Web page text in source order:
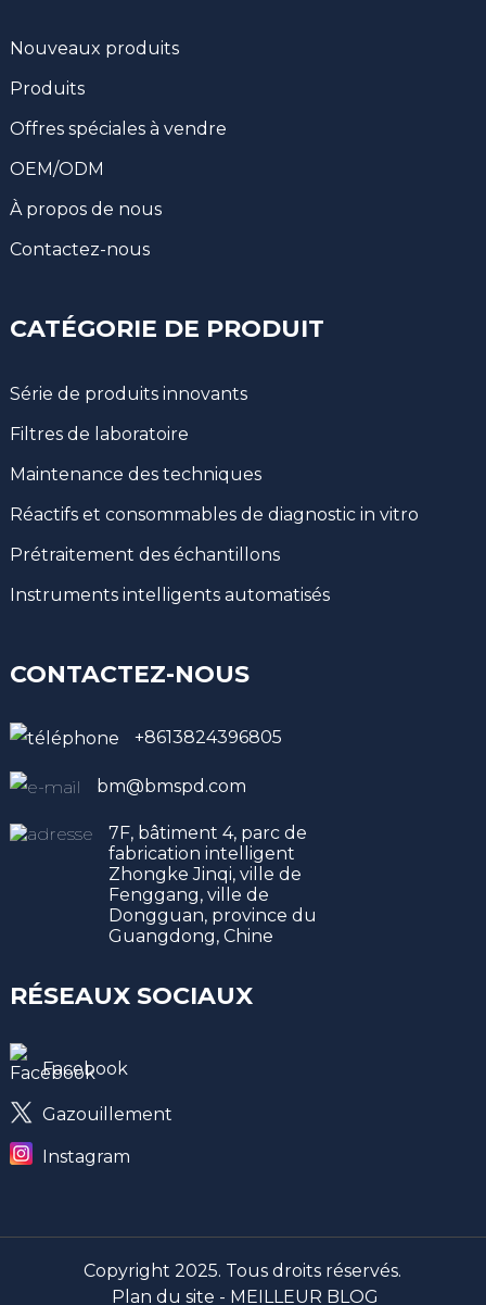
Nouveaux produits
Produits
Offres spéciales à vendre
OEM/ODM
À propos de nous
Contactez-nous
CATÉGORIE DE PRODUIT
Série de produits innovants
Filtres de laboratoire
Maintenance des techniques
Réactifs et consommables de diagnostic in vitro
Prétraitement des échantillons
Instruments intelligents automatisés
CONTACTEZ-NOUS
+8613824396805
bm@bmspd.com
7F, bâtiment 4, parc de
fabrication intelligent
Zhongke Jinqi, ville de
Fenggang, ville de
Dongguan, province du
Guangdong, Chine
RÉSEAUX SOCIAUX
Facebook
Gazouillement
Instagram
Copyright 2025. Tous droits réservés.
Plan du site - MEILLEUR BLOG